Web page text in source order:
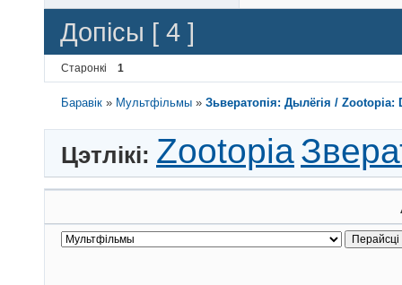
Допісы [ 4 ]
Старонкі 1
Баравік » Мультфільмы »Зьвератопія: Дылёгія / Zootopia:
Цэтлікі: Zootopia